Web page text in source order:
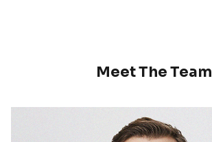
Meet The Team